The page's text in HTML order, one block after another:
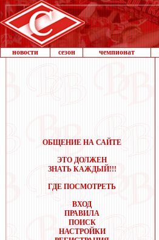
новости сезон чемпионат
ОБЩЕНИЕ НА САЙТЕ
ЭТО ДОЛЖЕН
ЗНАТЬ КАЖДЫЙ!!!
ГДЕ ПОСМОТРЕТЬ
ВХОД
ПРАВИЛА
ПОИСК
НАСТРОЙКИ